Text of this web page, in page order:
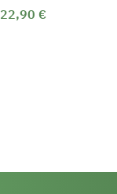
22,90 €